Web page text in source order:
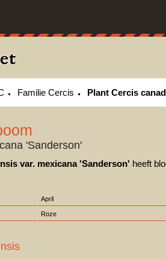
Familie Cercis Plant Cercis
'Sanderson'
var. mexicana 'Sanderson' heeft
April
Roze